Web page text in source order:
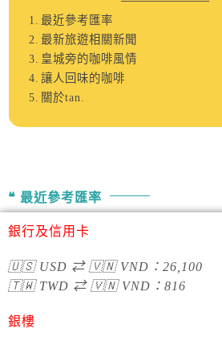
最近參考匯率
最新旅遊相關新聞
皇城旁的咖啡風情
讓人回味的咖啡
關於tan.
最近參考匯率
銀行及信用卡
🇺🇸USD ⇄ 🇻🇳VND ： 26,100
🇹🇼TWD ⇄ 🇻🇳VND ： 816
銀樓